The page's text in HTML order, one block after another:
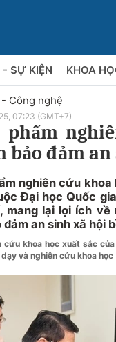
SỰ KIỆN KHOA
Công nghệ
07:23 (GMT+7)
phẩm
bảo đảm
nghiên cứu
Đại học Quốc
mang lại lợi ích
đảm an sinh xã hội
cứu khoa học xuất sắc
và nghiên cứu khoa học